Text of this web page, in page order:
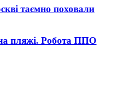
таємно поховали
пляжі. Робота ППО